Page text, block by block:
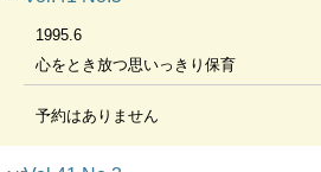
1995.6
心をとき放つ思いっきり保育
予約はありません